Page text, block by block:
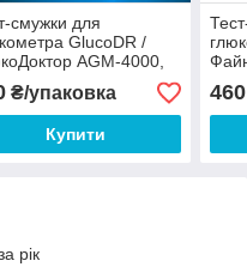
смужки для
GlucoDR /
AGM-4000,
₴/упаковка
Купити
460
рік